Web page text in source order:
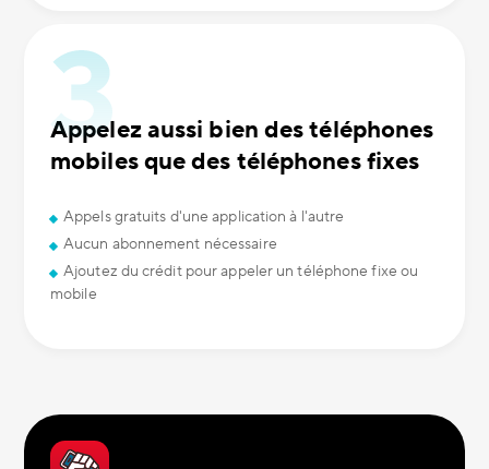
Appelez aussi bien des téléphones
mobiles que des téléphones fixes
Appels gratuits d'une application à l'autre
Aucun abonnement nécessaire
Ajoutez du crédit pour appeler un téléphone fixe ou
mobile